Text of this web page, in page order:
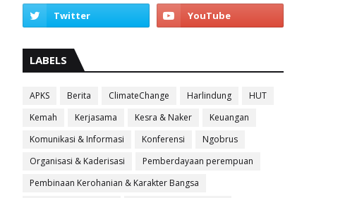
LABELS
APKS Berita ClimateChange Harlindung
HUT
Kemah
Kerjasama Kesra & Naker
Keuangan
Komunikasi & Informasi
Konferensi
Ngobrus
Organisasi & Kaderisasi
Pemberdayaan perempuan
Pembinaan Kerohanian & Karakter Bangsa